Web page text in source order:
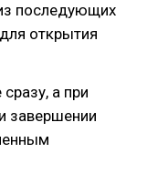
последующих
открытия
а при
завершении